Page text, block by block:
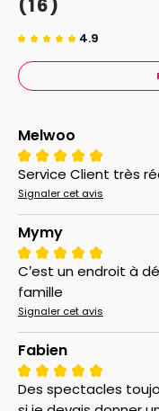
(16)
4.9
Melwoo
Service Client très
Signaler cet avis
Mymy
C’est un endroit à
famille
Signaler cet avis
Fabien
Des spectacles